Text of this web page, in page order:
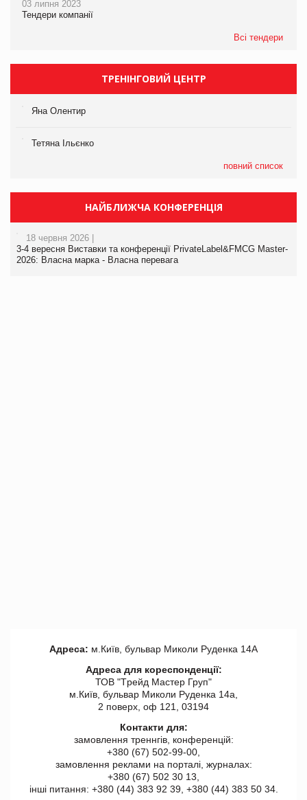
03 липня 2023
Тендери компанії
Всі тендери
ТРЕНІНГОВИЙ ЦЕНТР
Яна Олентир
Тетяна Ільєнко
повний список
НАЙБЛИЖЧА КОНФЕРЕНЦІЯ
18 червня 2026 |
3-4 вересня Виставки та конференції PrivateLabel&FMCG Master-
2026: Власна марка - Власна перевага
Адреса: м.Київ, бульвар Миколи Руденка 14А
Адреса для кореспонденції:
ТОВ "Tрейд Мастер Груп"
м.Київ, бульвар Миколи Руденка 14а,
2 поверх, оф 121, 03194
Контакти для:
замовлення треннгів, конференцій:
+380 (67) 502-99-00,
замовлення реклами на порталі, журналах:
+380 (67) 502 30 13,
інші питання: +380 (44) 383 92 39, +380 (44) 383 50 34.